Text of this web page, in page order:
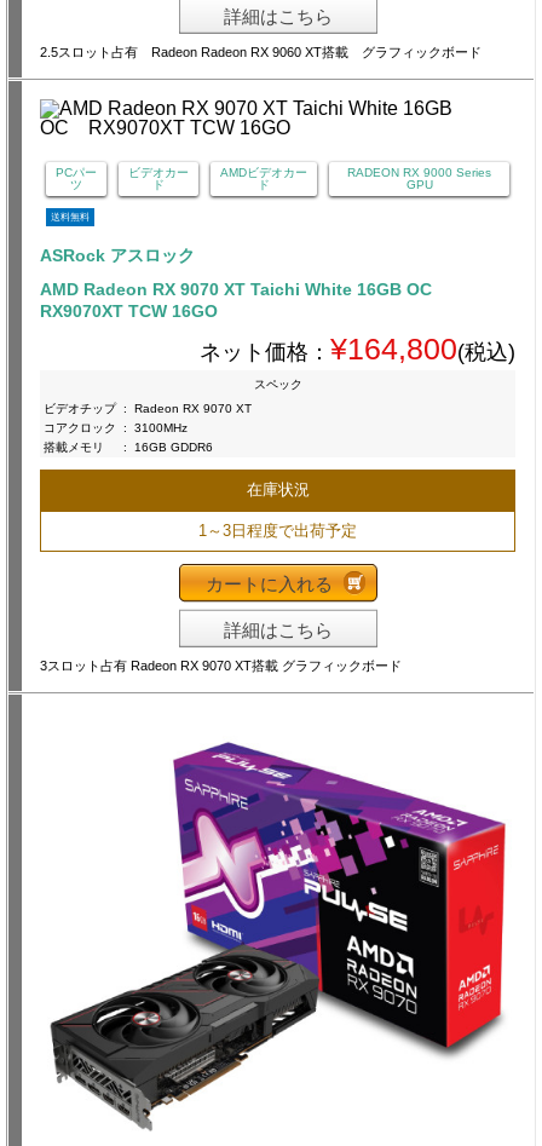
詳細はこちら
2.5スロット占有 Radeon Radeon RX 9060 XT搭載 グラフィックボード
PCパー
ツ
ビデオカー
ド
AMDビデオカー
ド
RADEON RX 9000 Series
GPU
送料無料
ASRock アスロック
AMD Radeon RX 9070 XT Taichi White 16GB OC
RX9070XT TCW 16GO
ネット価格： ¥164,800(税込)
スペック
ビデオチップ :
Radeon RX 9070 XT
コアクロック
:
3100MHz
搭載メモリ
: 16GB GDDR6
在庫状況
1～3日程度で出荷予定
カートに入れる
詳細はこちら
3スロット占有 Radeon RX 9070 XT搭載 グラフィックボード